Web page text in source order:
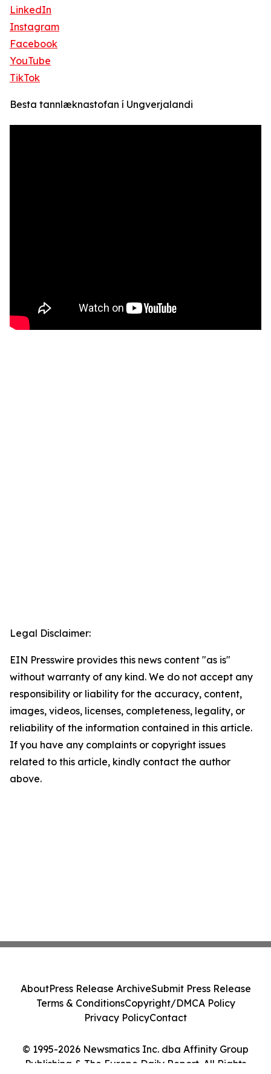
LinkedIn
Instagram
Facebook
YouTube
TikTok
Besta tannlæknastofan í Ungverjalandi
Legal Disclaimer:
EIN Presswire provides this news content "as is"
without warranty of any kind. We do not accept any
responsibility or liability for the accuracy, content,
images, videos, licenses, completeness, legality, or
reliability of the information contained in this article.
If you have any complaints or copyright issues
related to this article, kindly contact the author
above.
© 1995-2026 Newsmatics Inc. dba Affinity Group
Publishing & The Europe Daily Report. All Rights
AboutPress Release ArchiveSubmit Press Release
Terms & ConditionsCopyright/DMCA Policy
Privacy PolicyContact